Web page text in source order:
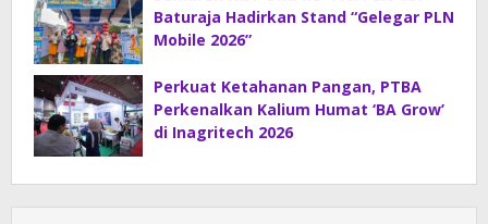
Baturaja Hadirkan Stand “Gelegar PLN
Mobile 2026”
Perkuat Ketahanan Pangan, PTBA
Perkenalkan Kalium Humat ‘BA Grow’
di Inagritech 2026